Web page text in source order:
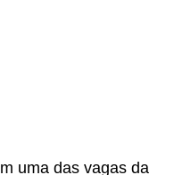
uma das vagas da